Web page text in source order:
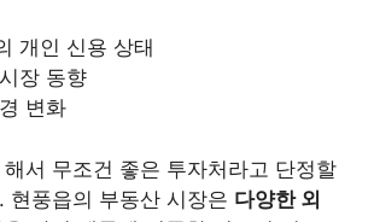
개인 신용 상태
장 동향
변화
해서 무조건 좋은 투자처라고 단정할
현풍읍의 부동산 시장은 다양한 외